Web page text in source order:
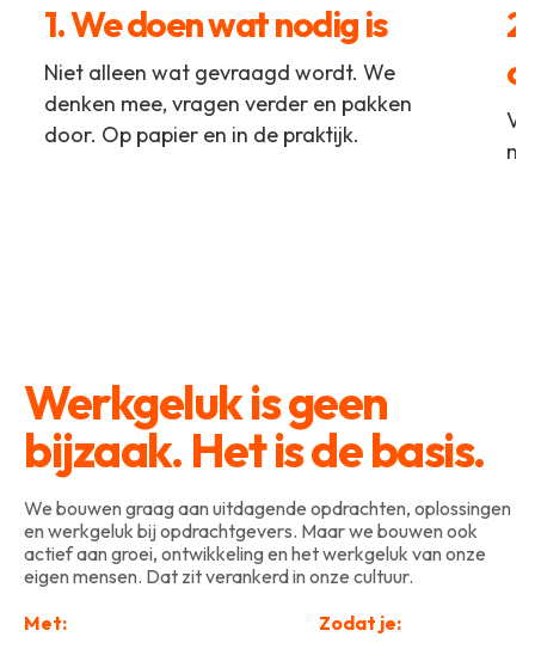
1. We doen wat nodig is
Niet alleen wat gevraagd wordt. We
denken mee, vragen verder en pakken
door. Op papier en in de praktijk.
Werkgeluk is geen
bijzaak. Het is de basis.
We bouwen graag aan uitdagende opdrachten, oplossingen
en werkgeluk bij opdrachtgevers. Maar we bouwen ook
actief aan groei, ontwikkeling en het werkgeluk van onze
eigen mensen. Dat zit verankerd in onze cultuur.
Met:
Zodat je: